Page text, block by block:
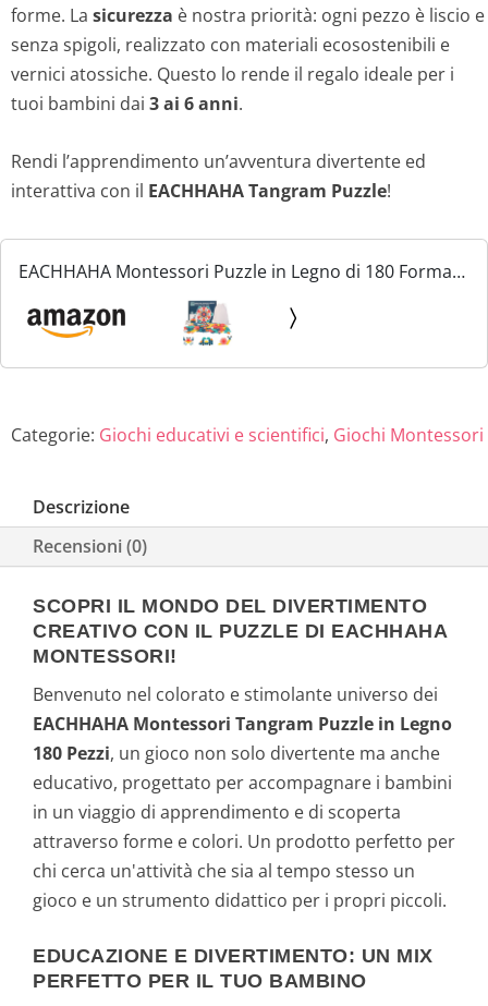
forme. La sicurezza è nostra priorità: ogni pezzo è liscio e
senza spigoli, realizzato con materiali ecosostenibili e
vernici atossiche. Questo lo rende il regalo ideale per i
tuoi bambini dai 3 ai 6 anni.
Rendi l’apprendimento un’avventura divertente ed
interattiva con il EACHHAHA Tangram Puzzle!
EACHHAHA Montessori Puzzle in Legno di 180 Forma
Geometrica -Tangram Toy Card Divertente Giocattolo
educativo - Ci Sono 180 Pezzi Geometriche e 24 carte
Categorie: Giochi educativi e scientifici, Giochi Montessori
Descrizione
Recensioni (0)
SCOPRI IL MONDO DEL DIVERTIMENTO
CREATIVO CON IL PUZZLE DI EACHHAHA
MONTESSORI!
Benvenuto nel colorato e stimolante universo dei
EACHHAHA Montessori Tangram Puzzle in Legno
180 Pezzi, un gioco non solo divertente ma anche
educativo, progettato per accompagnare i bambini
in un viaggio di apprendimento e di scoperta
attraverso forme e colori. Un prodotto perfetto per
chi cerca un'attività che sia al tempo stesso un
gioco e un strumento didattico per i propri piccoli.
EDUCAZIONE E DIVERTIMENTO: UN MIX
PERFETTO PER IL TUO BAMBINO